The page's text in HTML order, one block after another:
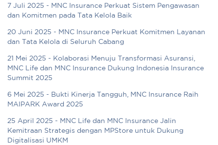
7 Juli 2025 - MNC Insurance Perkuat Sistem Pengawasan
dan Komitmen pada Tata Kelola Baik
20 Juni 2025 - MNC Insurance Perkuat Komitmen Layanan
dan Tata Kelola di Seluruh Cabang
21 Mei 2025 - Kolaborasi Menuju Transformasi Asuransi,
MNC Life dan MNC Insurance Dukung Indonesia Insurance
Summit 2025
6 Mei 2025 - Bukti Kinerja Tangguh, MNC Insurance Raih
MAIPARK Award 2025
25 April 2025 - MNC Life dan MNC Insurance Jalin
Kemitraan Strategis dengan MPStore untuk Dukung
Digitalisasi UMKM